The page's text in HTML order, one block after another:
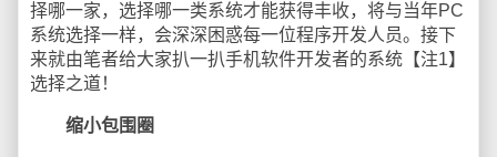
择哪一家，选择哪一类系统才能获得丰收，将与当年PC
系统选择一样，会深深困惑每一位程序开发人员。接下
来就由笔者给大家扒一扒手机软件开发者的系统【注1】
选择之道！
缩小包围圈